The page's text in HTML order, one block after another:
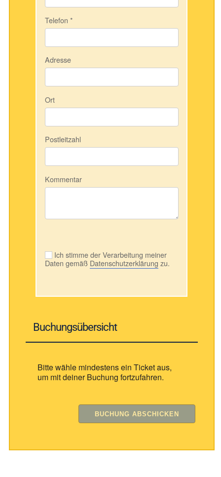
Telefon *
Adresse
Ort
Postleitzahl
Kommentar
Ich stimme der Verarbeitung meiner
Daten gemäß Datenschutzerklärung zu.
Buchungsübersicht
Bitte wähle mindestens ein Ticket aus,
um mit deiner Buchung fortzufahren.